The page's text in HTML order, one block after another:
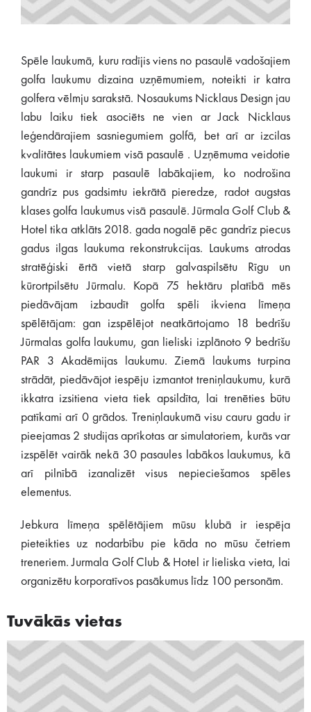
Spēle laukumā, kuru radījis viens no pasaulē vadošajiem
golfa laukumu dizaina uzņēmumiem, noteikti ir katra
golfera vēlmju sarakstā. Nosaukums Nicklaus Design jau
labu laiku tiek asociēts ne vien ar Jack Nicklaus
leģendārajiem sasniegumiem golfā, bet arī ar izcilas
kvalitātes laukumiem visā pasaulē . Uzņēmuma veidotie
laukumi ir starp pasaulē labākajiem, ko nodrošina
gandrīz pus gadsimtu iekrātā pieredze, radot augstas
klases golfa laukumus visā pasaulē. Jūrmala Golf Club &
Hotel tika atklāts 2018. gada nogalē pēc gandrīz piecus
gadus ilgas laukuma rekonstrukcijas. Laukums atrodas
stratēģiski ērtā vietā starp galvaspilsētu Rīgu un
kūrortpilsētu Jūrmalu. Kopā 75 hektāru platībā mēs
piedāvājam izbaudīt golfa spēli ikviena līmeņa
spēlētājam: gan izspēlējot neatkārtojamo 18 bedrīšu
Jūrmalas golfa laukumu, gan lieliski izplānoto 9 bedrīšu
PAR 3 Akadēmijas laukumu. Ziemā laukums turpina
strādāt, piedāvājot iespēju izmantot treniņlaukumu, kurā
ikkatra izsitiena vieta tiek apsildīta, lai trenēties būtu
patīkami arī 0 grādos. Treniņlaukumā visu cauru gadu ir
pieejamas 2 studijas aprīkotas ar simulatoriem, kurās var
izspēlēt vairāk nekā 30 pasaules labākos laukumus, kā
arī pilnībā izanalizēt visus nepieciešamos spēles
elementus.
Jebkura līmeņa spēlētājiem mūsu klubā ir iespēja
pieteikties uz nodarbību pie kāda no mūsu četriem
treneriem. Jurmala Golf Club & Hotel ir lieliska vieta, lai
organizētu korporatīvos pasākumus līdz 100 personām.
Tuvākās vietas